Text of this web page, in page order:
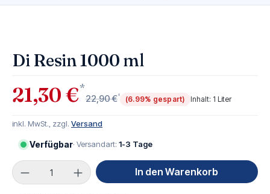
Di Resin 1000 ml
21,30 €*
22,90 €* (6.99% gespart) Inhalt: 1 Liter
inkl. MwSt., zzgl. Versand
Verfügbar· Versandart: 1-3 Tage
Produkt Anzahl: Gib den gewünschten Wert
In den Warenkorb